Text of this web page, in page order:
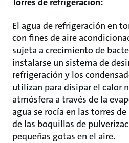
El agua de refrigeración en
con fines de aire
sujeta a crecimiento de
instalarse un sistema de
refrigeración y los
utilizan para disipar el calor
atmósfera a través de la
agua se rocía en las torres
de las boquillas de
pequeñas gotas en el aire.